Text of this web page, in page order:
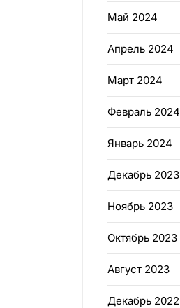
Май 2024
Апрель 2024
Март 2024
Февраль 2024
Январь 2024
Декабрь 2023
Ноябрь 2023
Октябрь 2023
Август 2023
Декабрь 2022